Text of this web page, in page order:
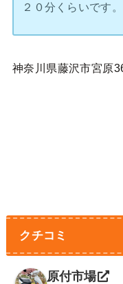
２０分くらいです。
神奈川県藤沢市宮原
クチコミ
原付市場